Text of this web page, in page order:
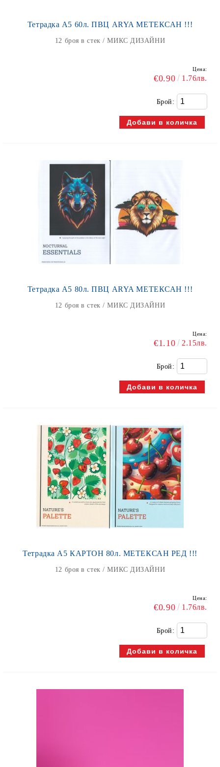
Тетрадка А5 60л. ПВЦ ARYA МЕТЕКСАН !!!
12 броя в стек / МИКС ДИЗАЙНИ
Цена:
€0.90 1.76лв.
Брой:
Тетрадка А5 80л. ПВЦ ARYA МЕТЕКСАН !!!
12 броя в стек / МИКС ДИЗАЙНИ
Цена:
€1.10 2.15лв.
Брой:
Тетрадка А5 КАРТОН 80л. МЕТЕКСАН РЕД !!!
12 броя в стек / МИКС ДИЗАЙНИ
Цена:
€0.90 1.76лв.
Брой: